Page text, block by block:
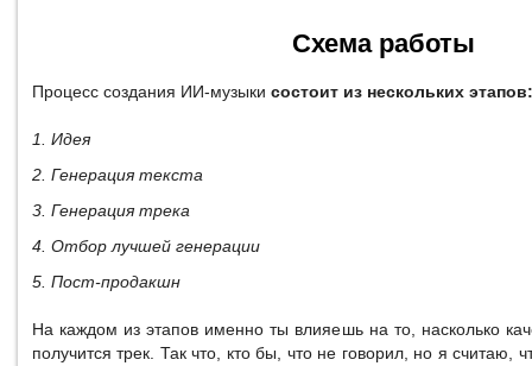
Схема работы
Процесс создания ИИ-музыки состоит из нескольких этапов:
1. Идея
2. Генерация текста
3. Генерация трека
4. Отбор лучшей генерации
5. Пост-продакшн
На каждом из этапов именно ты влияешь на то, насколько
получится трек. Так что, кто бы, что не говорил, но я